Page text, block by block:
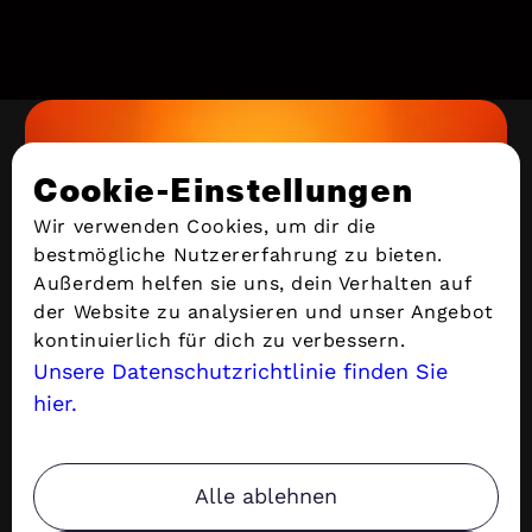
KASSEL
Leipziger Straße 99 | 34123 Kassel | Germany
support@stacvalley.de
Services
Quick Links
Privacy
Cookie-Einstellungen
Wir verwenden Cookies, um dir die
bestmögliche Nutzererfahrung zu bieten.
Außerdem helfen sie uns, dein Verhalten auf
der Website zu analysieren und unser Angebot
kontinuierlich für dich zu verbessern.
Unsere Datenschutzrichtlinie finden Sie
hier.
Alle ablehnen